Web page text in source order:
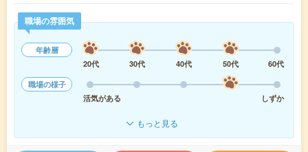
職場の雰囲気
年齢層
20代
30代 40代 50代
60代
職場の様子
活気がある
しずか
もっと見る